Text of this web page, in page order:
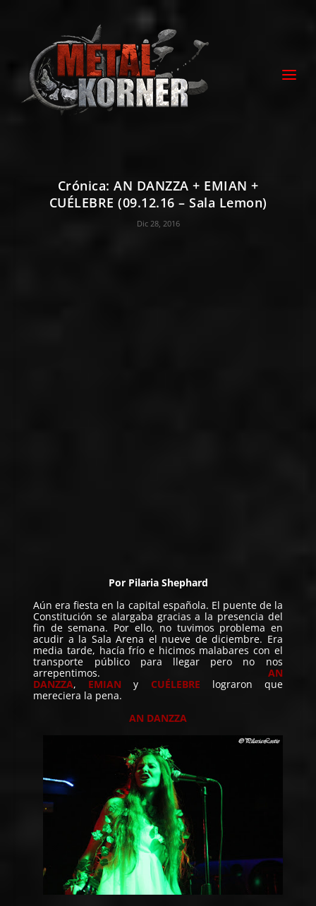
Crónica: AN DANZZA + EMIAN +
CUÉLEBRE (09.12.16 – Sala Lemon)
Dic 28, 2016
Por Pilaria Shephard
Aún era fiesta en la capital española. El puente de la
Constitución se alargaba gracias a la presencia del
fin de semana. Por ello, no tuvimos problema en
acudir a la Sala Arena el nueve de diciembre. Era
media tarde, hacía frío e hicimos malabares con el
transporte público para llegar pero no nos
arrepentimos. AN
DANZZA, EMIAN y CUÉLEBRE lograron que
mereciera la pena.
AN DANZZA